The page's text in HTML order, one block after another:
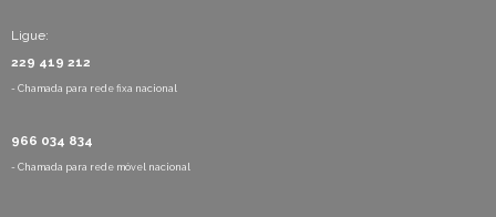
Ligue:
229 419 212
- Chamada para rede fixa nacional
966 034 834
- Chamada para rede móvel nacional